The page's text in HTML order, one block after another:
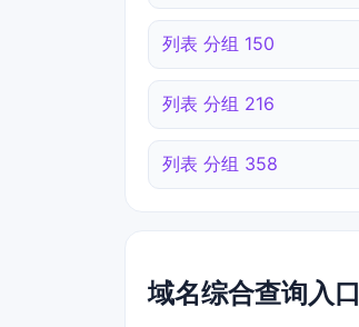
列表 分组 150
列表 分组 216
列表 分组 358
域名综合查询入口